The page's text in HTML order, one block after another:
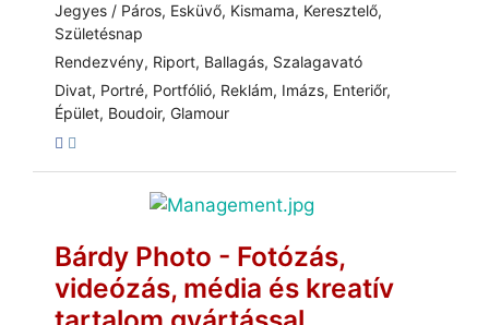
Jegyes / Páros, Esküvő, Kismama, Keresztelő,
Születésnap
Rendezvény, Riport, Ballagás, Szalagavató
Divat, Portré, Portfólió, Reklám, Imázs, Enteriőr,
Épület, Boudoir, Glamour
Bárdy Photo - Fotózás,
videózás, média és kreatív